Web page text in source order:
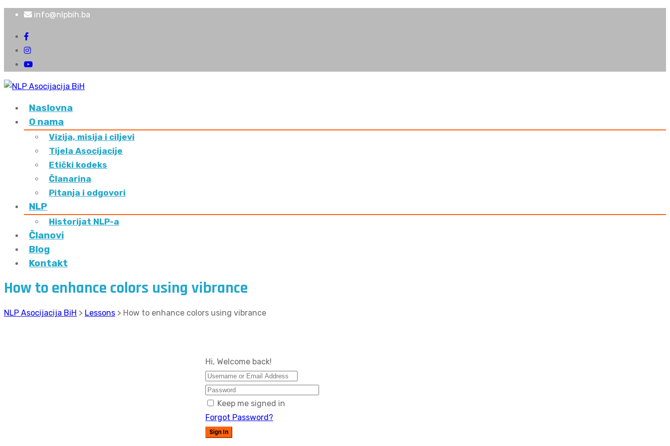
info@nlpbih.ba
Naslovna
O nama
Vizija, misija i ciljevi
Tijela Asocijacije
Etički kodeks
Članarina
Pitanja i odgovori
NLP
Historijat NLP-a
Članovi
Blog
Kontakt
How to enhance colors using vibrance
NLP Asocijacija BiH > Lessons > How to enhance colors using vibrance
Hi, Welcome back!
Keep me signed in
Forgot Password?
Sign In